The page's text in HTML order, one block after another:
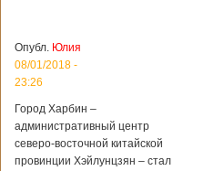
04/02/2020 - 15:45
Третий год
подряд Китай
становится
крупным
торговым
партнером
Германии
Опубл. Юлия
08/01/2018 -
23:26
Город Харбин –
административный центр
северо-восточной китайской
провинции Хэйлунцзян – стал